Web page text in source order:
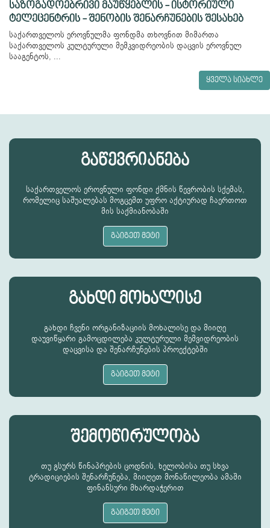
საზოგადოებრივი მაუწყებლის - ისტორიული
ტელეცენტრის - შენობის შენარჩუნების შესახებ
საქართველოს ეროვნულმა ფონდმა თხოვნით მიმართა
საქართველოს კულტურული მემკვიდრეობის დაცვის ეროვნულ
სააგენტოს, ...
ყველა სიახლე
გაწევრიანება
საქართველოს ეროვნული ფონდი ქმნის წევრობის სქემას,
რომელიც საშუალებას მოგცემთ უფრო აქტიურად ჩაერთოთ
მის საქმიანობაში
გაიგეთ მეტი
გახდი მოხალისე
გახდი ჩვენი ორგანიზაციის მოხალისე და მიიღე
დაუვიწყარი გამოცდილება კულტურული მემვიდრეობის
დაცვისა და შენარჩუნების პროექტებში
გაიგეთ მეტი
შემოწირულობა
თუ გსურს წინაპრების ცოდნის, ხელობისა თუ სხვა
ტრადიციების შენარჩუნება, მიიღეთ მონაწილეობა ამაში
ფინანსური მხარდაჭერით
გაიგეთ მეტი